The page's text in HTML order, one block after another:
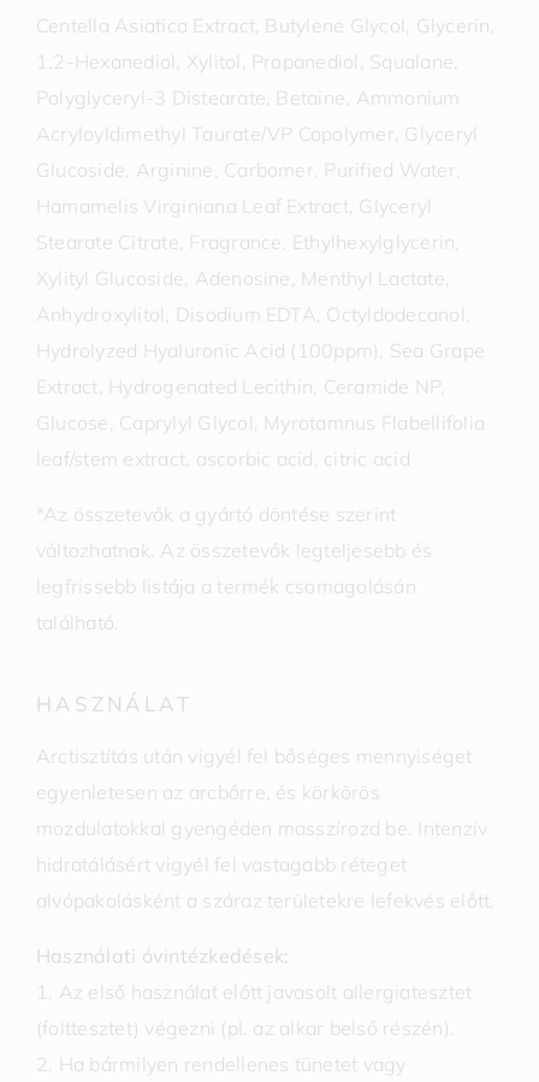
Centella Asiatica Extract, Butylene Glycol, Glycerin,
1,2-Hexanediol, Xylitol, Propanediol, Squalane,
Polyglyceryl-3 Distearate, Betaine, Ammonium
Acryloyldimethyl Taurate/VP Copolymer, Glyceryl
Glucoside, Arginine, Carbomer, Purified Water,
Hamamelis Virginiana Leaf Extract, Glyceryl
Stearate Citrate, Fragrance, Ethylhexylglycerin,
Xylityl Glucoside, Adenosine, Menthyl Lactate,
Anhydroxylitol, Disodium EDTA, Octyldodecanol,
Hydrolyzed Hyaluronic Acid (100ppm), Sea Grape
Extract, Hydrogenated Lecithin, Ceramide NP,
Glucose, Caprylyl Glycol, Myrotamnus Flabellifolia
leaf/stem extract, ascorbic acid, citric acid
*Az összetevők a gyártó döntése szerint
változhatnak. Az összetevők legteljesebb és
legfrissebb listája a termék csomagolásán
található.
HASZNÁLAT
Arctisztítás után vigyél fel bőséges mennyiséget
egyenletesen az arcbőrre, és körkörös
mozdulatokkal gyengéden masszírozd be. Intenzív
hidratálásért vigyél fel vastagabb réteget
alvópakolásként a száraz területekre lefekvés előtt.
Használati óvintézkedések:
1. Az első használat előtt javasolt allergiatesztet
(folttesztet) végezni (pl. az alkar belső részén).
2. Ha bármilyen rendellenes tünetet vagy